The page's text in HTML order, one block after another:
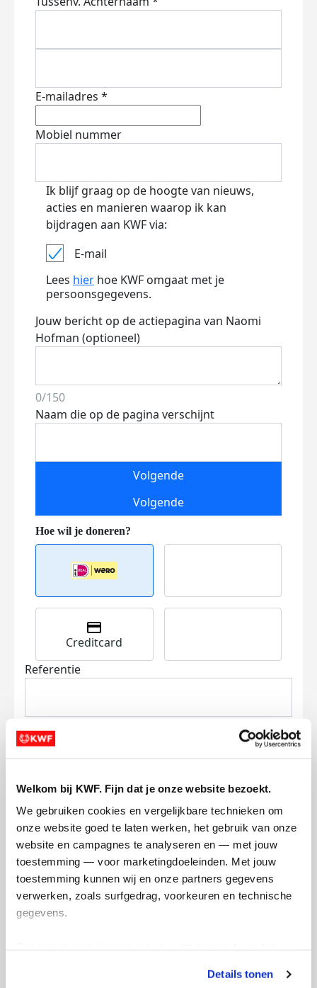
Welkom bij KWF. Fijn dat je onze website bezoekt.
We gebruiken cookies en vergelijkbare technieken om
onze website goed te laten werken, het gebruik van onze
website en campagnes te analyseren en — met jouw
toestemming — voor marketingdoeleinden. Met jouw
toestemming kunnen wij en onze partners gegevens
verwerken, zoals surfgedrag, voorkeuren en technische
gegevens.
tonen. Je kunt je toestemming op elk moment wijzigen of
Details tonen
E-mailadres *
Mobiel nummer
Ik blijf graag op de hoogte van nieuws,
acties en manieren waarop ik kan
bijdragen aan KWF via:
E-mail
Lees hier hoe KWF omgaat met je
persoonsgegevens.
Jouw bericht op de actiepagina van Naomi
Hofman (optioneel)
0/150
Naam die op de pagina verschijnt
Volgende
Volgende
Creditcard
Referentie
en betaal €0.75 extra.
Doneer nu
€133 €200